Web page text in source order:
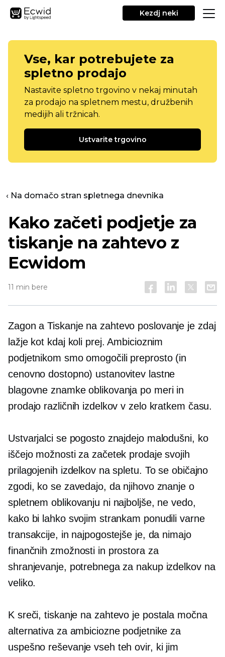
Kezdj neki
Vse, kar potrebujete za
spletno prodajo
Nastavite spletno trgovino v nekaj minutah
za prodajo na spletnem mestu, družbenih
medijih ali tržnicah.
Ustvarite trgovino
‹ Na domačo stran spletnega dnevnika
Kako začeti podjetje za
tiskanje na zahtevo z
Ecwidom
11 min bere
Zagon aTiskanje na zahtevo poslovanje je zdaj
lažje kot kdaj koli prej. Ambicioznim
podjetnikom smo omogočili preprosto (in
cenovno dostopno) ustanovitev lastne
blagovne znamke oblikovanja po meri in
prodajo različnih izdelkov v zelo kratkem času.
Ustvarjalci se pogosto znajdejo malodušni, ko
iščejo možnosti za začetek prodaje svojih
prilagojenih izdelkov na spletu. To se običajno
zgodi, ko se zavedajo, da njihovo znanje o
spletnem oblikovanju ni najboljše, ne vedo,
kako bi lahko svojim strankam ponudili varne
transakcije, in najpogostejše je, da nimajo
finančnih zmožnosti in prostora za
shranjevanje, potrebnega za nakup izdelkov na
veliko.
K sreči,tiskanje na zahtevo je postala močna
alternativa za ambiciozne podjetnike za
uspešno reševanje vseh teh ovir, ki jim